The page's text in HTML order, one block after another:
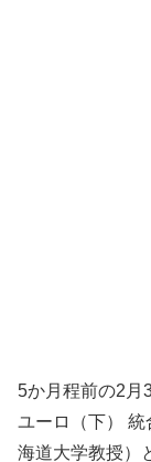
5か月程前の2月
ユーロ（下）
海道大学教授）